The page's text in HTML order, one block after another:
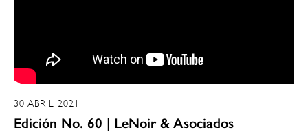
30 ABRIL 2021
Edición No. 60 | LeNoir & Asociados